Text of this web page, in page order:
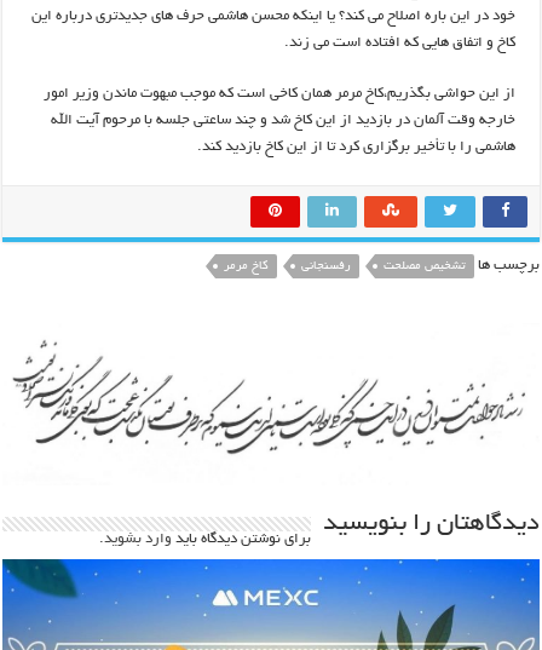
خود در این باره اصلاح می کند؟ یا اینکه محسن هاشمی حرف های جدیدتری درباره این
کاخ و اتفاق هایی که افتاده است می زند.
از این حواشی بگذریم،کاخ مرمر همان کاخی است که موجب مبهوت ماندن وزیر امور
خارجه وقت آلمان در بازدید از این کاخ شد و چند ساعتی جلسه با مرحوم آیت الله
هاشمی را با تأخیر برگزاری کرد تا از این کاخ بازدید کند.
برچسب ها تشخیص مصلحت رفسنجانی کاخ مرمر
دیدگاهتان را بنویسید
برای نوشتن دیدگاه باید وارد بشوید.